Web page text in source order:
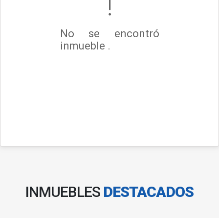
No se encontró
inmueble .
INMUEBLES DESTACADOS